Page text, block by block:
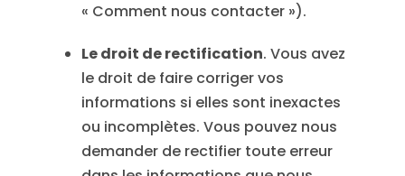
« Comment nous contacter »).
Le droit de rectification. Vous avez
le droit de faire corriger vos
informations si elles sont inexactes
ou incomplètes. Vous pouvez nous
demander de rectifier toute erreur